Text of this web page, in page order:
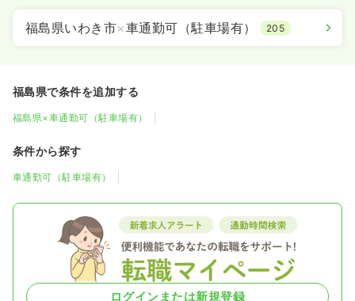
福島県いわき市×車通勤可（駐車場有） 205
福島県で条件を追加する
福島県×車通勤可（駐車場有）
条件から探す
車通勤可（駐車場有）
ログインまたは新規登録